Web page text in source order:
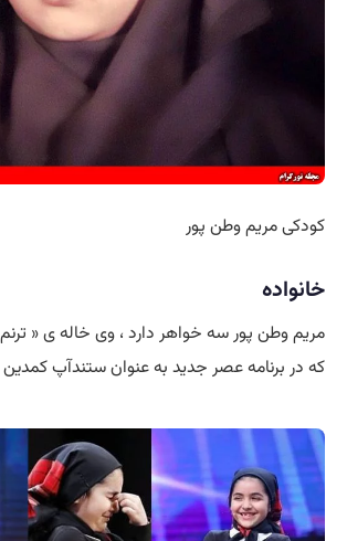
کودکی مریم وطن پور
خانواده
مریم وطن پور سه خواهر دارد ، وی خاله ی «
که در برنامه عصر جدید به عنوان ستندآپ